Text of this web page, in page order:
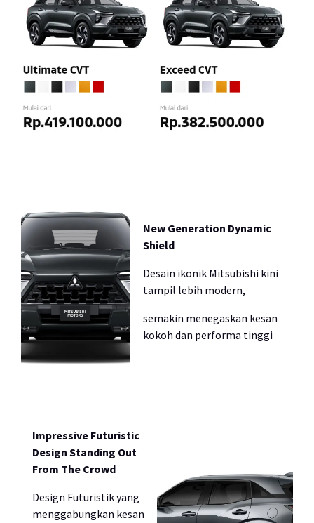
New Generation Dynamic
Shield
Desain ikonik Mitsubishi kini
tampil lebih modern,
semakin menegaskan kesan
kokoh dan performa tinggi
Impressive Futuristic
Design Standing Out
From The Crowd
Design Futuristik yang
menggabungkan kesan